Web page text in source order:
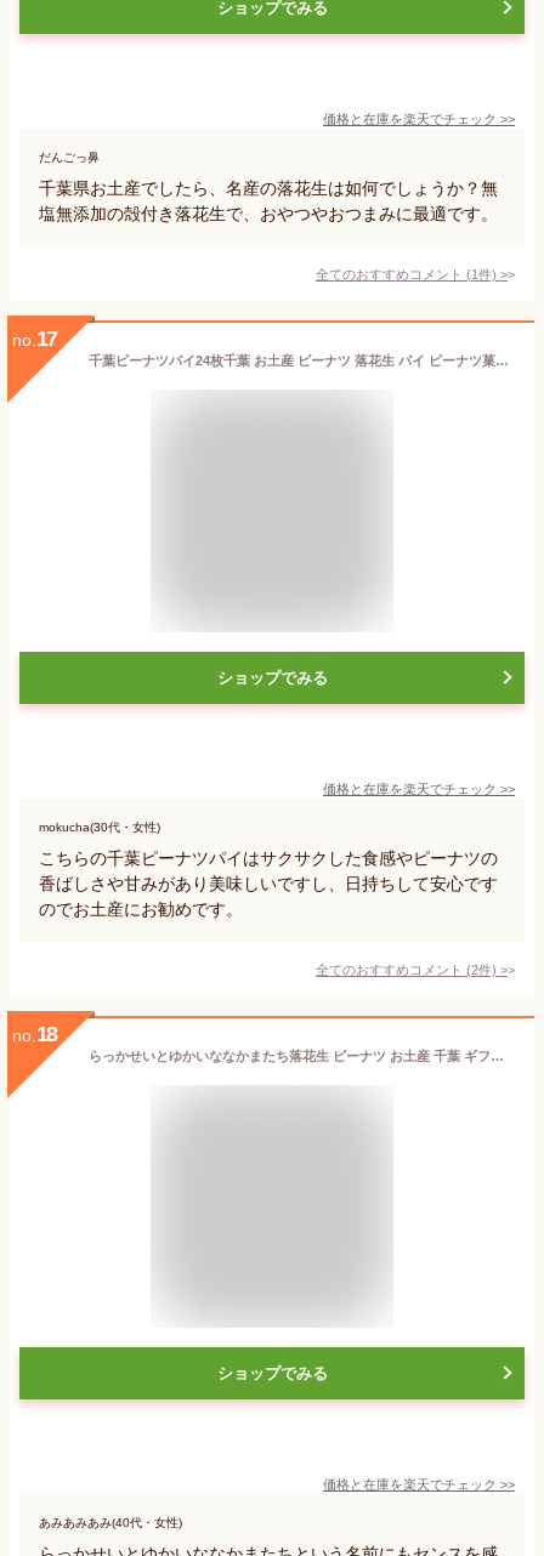
ショップでみる
価格と在庫を楽天でチェック >>
だんごっ鼻
千葉県お土産でしたら、名産の落花生は如何でしょうか？無
塩無添加の殻付き落花生で、おやつやおつまみに最適です。
全てのおすすめコメント (1件) >
no. 17
千葉ピーナツパイ24枚千葉 お土産 ピーナツ 落花生 パイ ピーナツ菓子 菓子 箱菓子 お取寄せ
ショップでみる
価格と在庫を楽天でチェック >>
mokucha(30代・女性)
こちらの千葉ピーナツパイはサクサクした食感やピーナツの
香ばしさや甘みがあり美味しいですし、日持ちして安心です
のでお土産にお勧めです。
全てのおすすめコメント (2件) >
no. 18
らっかせいとゆかいななかまたち落花生 ピーナツ お土産 千葉 ギフト 人気 贈り物 詰合せ
ショップでみる
価格と在庫を楽天でチェック >>
あみあみあみ(40代・女性)